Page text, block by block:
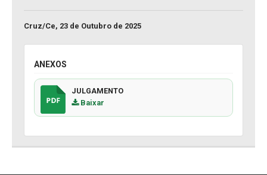
Cruz/Ce, 23 de Outubro de 2025
ANEXOS
JULGAMENTO
Baixar